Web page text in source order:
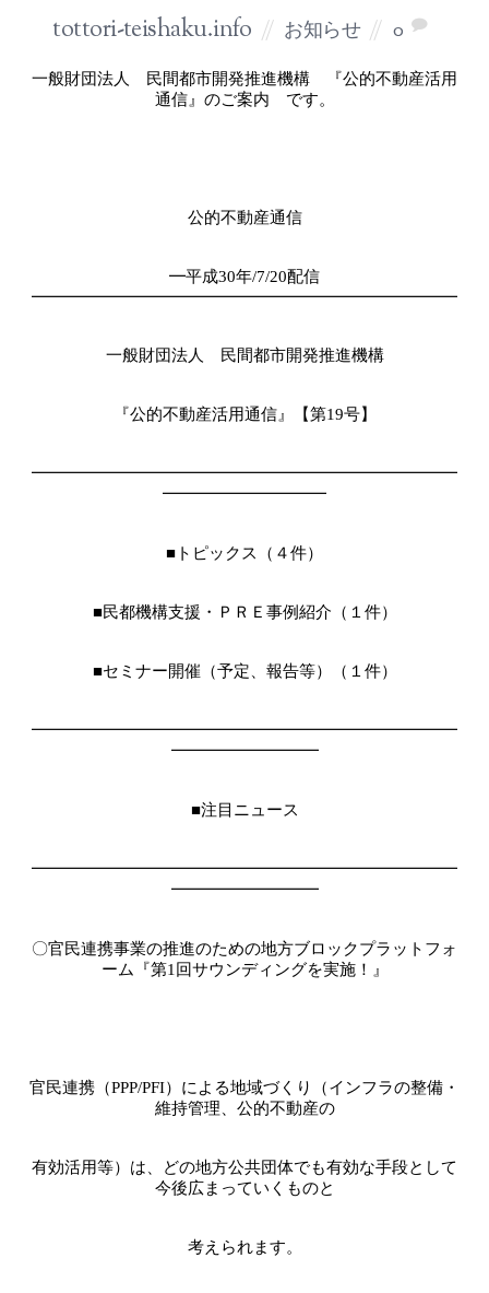
tottori-teishaku.info お知らせ 0
一般財団法人 民間都市開発推進機構 『公的不動産活用
通信』のご案内 です。
公的不動産通信
━平成30年/7/20配信
━━━━━━━━━━━━━━━━━━━━━━━━━━
一般財団法人 民間都市開発推進機構
『公的不動産活用通信』【第19号】
━━━━━━━━━━━━━━━━━━━━━━━━━━
━━━━━━━━━━
■トピックス（４件）
■民都機構支援・ＰＲＥ事例紹介（１件）
■セミナー開催（予定、報告等）（１件）
━━━━━━━━━━━━━━━━━━━━━━━━━━
━━━━━━━━━
■注目ニュース
━━━━━━━━━━━━━━━━━━━━━━━━━━
━━━━━━━━━
〇官民連携事業の推進のための地方ブロックプラットフォ
ーム『第1 回サウンディングを実施！』
官民連携（PPP/PFI）による地域づくり（インフラの整備・
維持管理、公的不動産の
有効活用等）は、どの地方公共団体でも有効な手段として
今後広まっていくものと
考えられます。